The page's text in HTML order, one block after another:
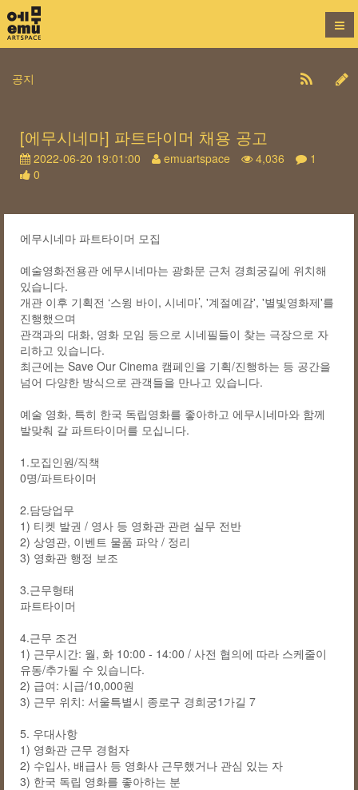
공지
[에무시네마] 파트타이머 채용 공고
2022-06-20 19:01:00 emuartspace 4,036
1
0
에무시네마 파트타이머 모집
예술영화전용관 에무시네마는 광화문 근처 경희궁길에 위치해
있습니다.
개관 이후 기획전 ‘스윙 바이, 시네마’, '계절예감', '별빛영화제'를
진행했으며
관객과의 대화, 영화 모임 등으로 시네필들이 찾는 극장으로 자
리하고 있습니다.
최근에는 Save Our Cinema 캠페인을 기획/진행하는 등 공간을
넘어 다양한 방식으로 관객들을 만나고 있습니다.
예술 영화, 특히 한국 독립영화를 좋아하고 에무시네마와 함께
발맞춰 갈 파트타이머를 모십니다.
1.모집인원/직책
0명/파트타이머
2.담당업무
1) 티켓 발권 / 영사 등 영화관 관련 실무 전반
2) 상영관, 이벤트 물품 파악 / 정리
3) 영화관 행정 보조
3.근무형태
파트타이머
4.근무 조건
1) 근무시간: 월, 화 10:00 - 14:00 / 사전 협의에 따라 스케줄이
유동/추가될 수 있습니다.
2) 급여: 시급/10,000원
3) 근무 위치: 서울특별시 종로구 경희궁1가길 7
5. 우대사항
1) 영화관 근무 경험자
2) 수입사, 배급사 등 영화사 근무했거나 관심 있는 자
3) 한국 독립 영화를 좋아하는 분